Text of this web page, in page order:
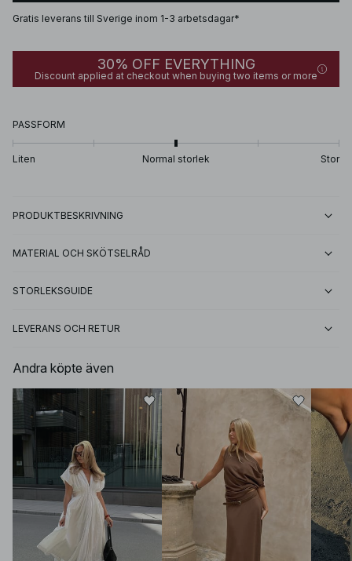
Gratis leverans till Sverige inom 1-3 arbetsdagar*
30% OFF EVERYTHING
Discount applied at checkout when buying two items or more
PASSFORM
Liten Normal storlek Stor
PRODUKTBESKRIVNING
MATERIAL OCH SKÖTSELRÅD
STORLEKSGUIDE
LEVERANS OCH RETUR
Andra köpte även